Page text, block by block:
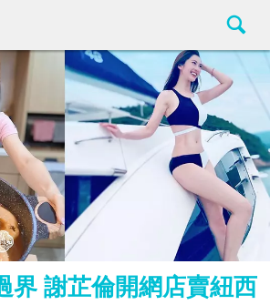
界 謝芷倫開網店賣紐西